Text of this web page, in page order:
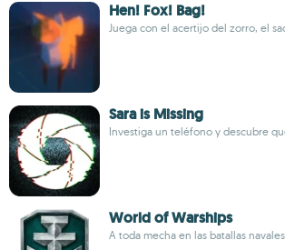
Hen! Fox! Bag!
Juega con el acertijo del zorro, el
Sara is Missing
Investiga un teléfono y descubre
World of Warships
A toda mecha en las batallas navales